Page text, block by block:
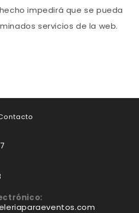
impedirá que se pueda
servicios de la web.